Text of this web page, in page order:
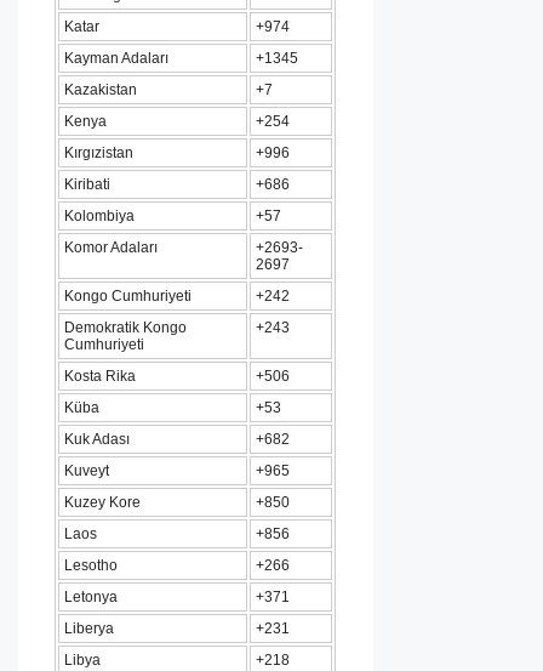
Katar
+974
Kayman Adaları
+1345
Kazakistan
+7
Kenya
+254
Kırgızistan
+996
Kiribati
+686
Kolombiya
+57
Komor Adaları
+2693-
2697
Kongo Cumhuriyeti
+242
Demokratik Kongo
Cumhuriyeti
+243
Kosta Rika
+506
Küba
+53
Kuk Adası
+682
Kuveyt
+965
Kuzey Kore
+850
Laos
+856
Lesotho
+266
Letonya
+371
Liberya
+231
Libya
+218